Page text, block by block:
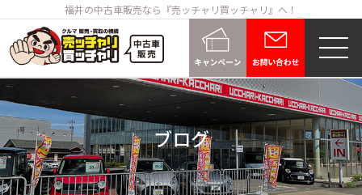
福井の中古車販売なら『売ッチャリ買ッチャリ』へ！
ブログ